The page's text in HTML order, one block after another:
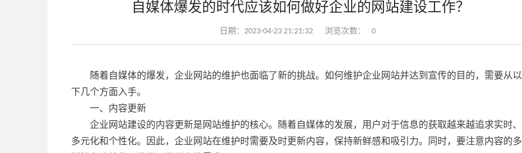
自媒体爆发的时代应该如何做好企业的网站建设工作？
日期：2023-04-23 21:21:32 浏览次数： 0
随着自媒体的爆发，企业网站的维护也面临了新的挑战。如何维护企业网站并达到宣传的目的，需要从以
下几个方面入手。
一、内容更新
企业网站建设的内容更新是网站维护的核心。随着自媒体的发展，用户对于信息的获取越来越追求实时、
多元化和个性化。因此，企业网站在维护时需要及时更新内容，保持新鲜感和吸引力。同时，要注意内容的多